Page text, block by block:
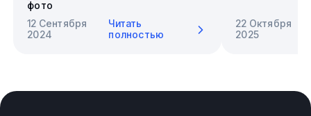
12 Сентября
2024
Читать
полностью
22 Октября
2025